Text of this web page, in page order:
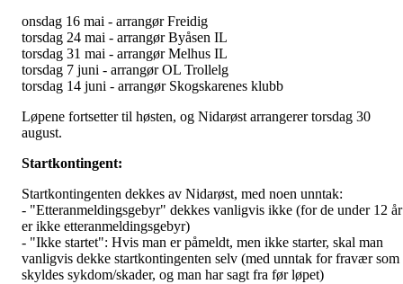
onsdag 16 mai - arrangør Freidig
torsdag 24 mai - arrangør Byåsen IL
torsdag 31 mai - arrangør Melhus IL
torsdag 7 juni - arrangør OL Trollelg
torsdag 14 juni - arrangør Skogskarenes klubb
Løpene fortsetter til høsten, og Nidarøst arrangerer torsdag 30
august.
Startkontingent:
Startkontingenten dekkes av Nidarøst, med noen unntak:
- "Etteranmeldingsgebyr" dekkes vanligvis ikke (for de under 12 år
er ikke etteranmeldingsgebyr)
- "Ikke startet": Hvis man er påmeldt, men ikke starter, skal man
vanligvis dekke startkontingenten selv (med unntak for fravær som
skyldes sykdom/skader, og man har sagt fra før løpet)